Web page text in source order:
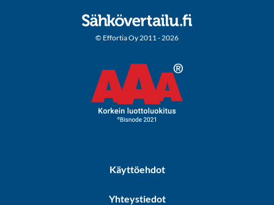
© Effortia Oy 2011 - 2026
Käyttöehdot
Yhteystiedot